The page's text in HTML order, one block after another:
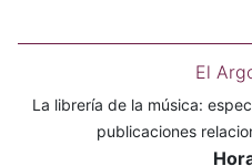
El
La librería de la música:
publicaciones